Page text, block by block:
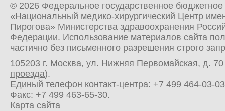
© 2026 Федеральное государственное
«Национальный медико-хирургический Центр
Пирогова» Министерства здравоохранения
Федерации. Использование материалов сайта
частично без письменного разрешения строго
105203 г. Москва, ул. Нижняя Первомайская, д.
проезда).
Единый телефон контакт-центра: +7 499 464-03-03
Факс: +7 499 463-65-30.
Карта сайта